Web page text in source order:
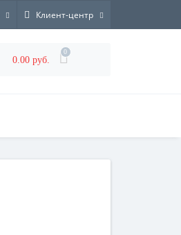
Клиент-центр
0.00 руб.
0